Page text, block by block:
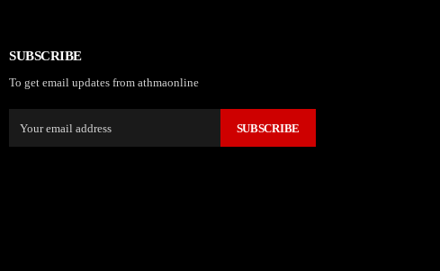
SUBSCRIBE
To get email updates from athmaonline
SUBSCRIBE